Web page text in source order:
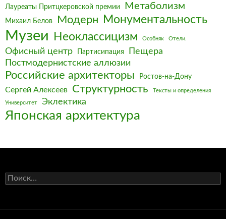
Лауреаты Притцкеровской премии
Метаболизм
Михаил Белов Модерн Монументальность
Музеи Неоклассицизм Особняк Отели.
Офисный центр Партисипация
Пещера
Постмодернистские аллюзии
Российские архитекторы Ростов-на-Дону
Сергей Алексеев Структурность Тексты и определения
Университет Эклектика
Японская архитектура
Найти: